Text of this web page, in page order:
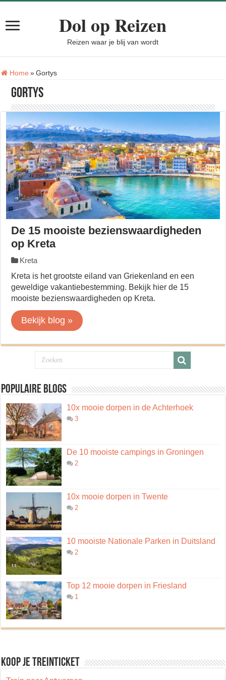
Dol op Reizen
Reizen waar je blij van wordt
Home »Tag:
Gortys
Gortys
De 15 mooiste bezienswaardigheden
op Kreta
Kreta
Kreta is het grootste eiland van Griekenland en een
geweldige vakantiebestemming. Bekijk hier de 15
mooiste bezienswaardigheden op Kreta.
Bekijk blog »
Populaire blogs
10x mooie dorpen in de Achterhoek
3
De 10 mooiste campings in Groningen
2
10x mooie dorpen in Twente
2
10 mooiste Nationale Parken in Duitsland
2
Top 12 mooie dorpen in Friesland
1
Koop je treinticket